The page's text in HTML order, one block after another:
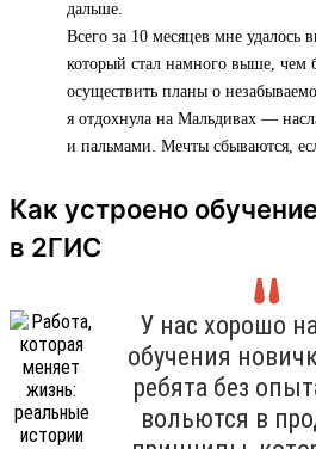
дальше.
Всего за 10 месяцев мне удалось
который стал намного выше, чем
осуществить планы о
я отдохнула на Мальдивах —
и пальмами. Мечты сбываются,
Как устроено
в 2ГИС
У нас хорошо
обучения
ребята без
вольются в